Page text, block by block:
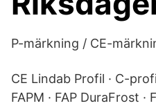
P-märkning / CE-
CE Lindab Profil · C-
FAPM · FAP DuraFrost ·